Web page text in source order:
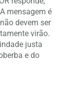
mensagem é
devem ser
virão.
justa
e do